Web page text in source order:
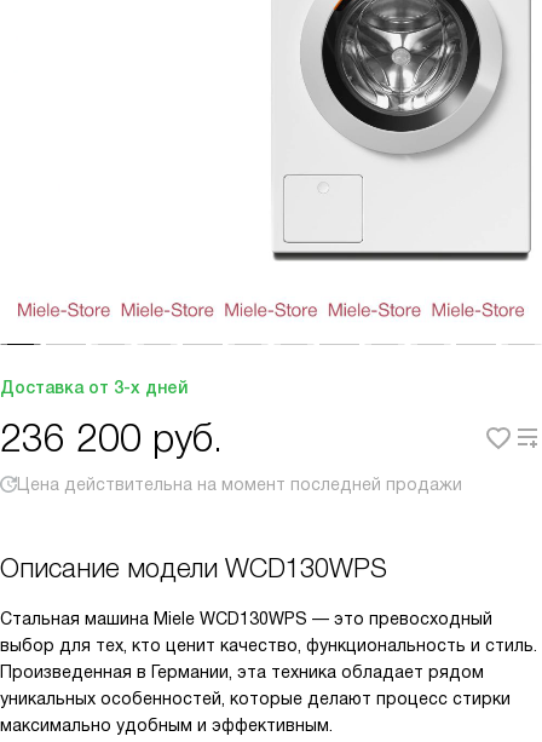
Доставка от 3-х дней
236 200 руб.
Цена действительна на момент последней продажи
Описание модели WCD130WPS
Стальная машина Miele WCD130WPS — это превосходный
выбор для тех, кто ценит качество, функциональность и стиль.
Произведенная в Германии, эта техника обладает рядом
уникальных особенностей, которые делают процесс стирки
максимально удобным и эффективным.